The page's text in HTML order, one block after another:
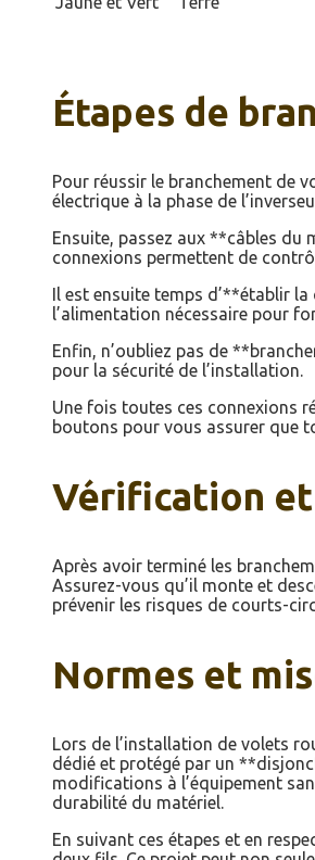
Étapes de
Pour réussir le branchement de
électrique à la phase de
Ensuite, passez aux **câbles du
connexions permettent de
Il est ensuite temps d’**établir
l’alimentation nécessaire pour
Enfin, n’oubliez pas de
pour la sécurité de l’installation.
Une fois toutes ces connexions
boutons pour vous assurer que
Vérification
Après avoir terminé les
Assurez-vous qu’il monte et
prévenir les risques de courts-
Normes et
Lors de l’installation de volets
dédié et protégé par un
modifications à l’équipement
durabilité du matériel.
En suivant ces étapes et en